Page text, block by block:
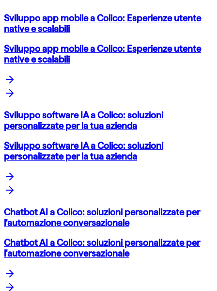
Sviluppo app mobile a Colico: Esperienze utente
native e scalabili
Sviluppo app mobile a Colico: Esperienze utente
native e scalabili
Sviluppo software IA a Colico: soluzioni
personalizzate per la tua azienda
Sviluppo software IA a Colico: soluzioni
personalizzate per la tua azienda
Chatbot AI a Colico: soluzioni personalizzate per
l'automazione conversazionale
Chatbot AI a Colico: soluzioni personalizzate per
l'automazione conversazionale